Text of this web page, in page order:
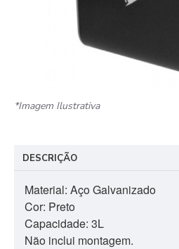
*Imagem Ilustrativa
DESCRIÇÃO
Material: Aço Galvanizado
Cor: Preto
Capacidade: 3L
Não inclui montagem.